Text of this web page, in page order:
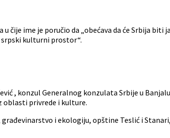
čije ime je poručio da „obećava da će Srbija biti
srpski kulturni prostor“.
, konzul Generalnog konzulata Srbije u
oblasti privrede i kulture.
i ekologiju, opštine Teslić i